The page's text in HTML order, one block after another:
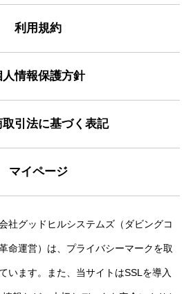
利用規約
人情報保護方針
引法に基づく表記
マイページ
社グッドヒルシステムズ（ダビングコ
命運営）は、プライバシーマークを取
います。また、当サイトはSSLを導入